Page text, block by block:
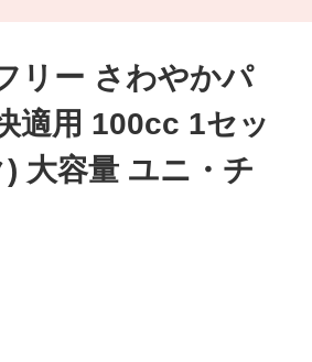
リー さわやかパ
適用 100cc 1セッ
) 大容量 ユニ・チ